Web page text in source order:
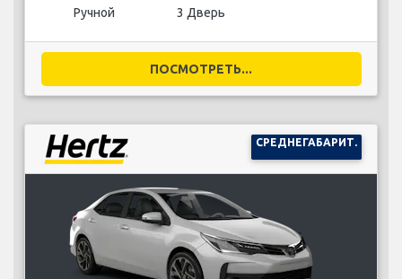
Ручной 3 Дверь
ПОСМОТРЕТЬ...
СРЕДНЕГАБАРИТ.